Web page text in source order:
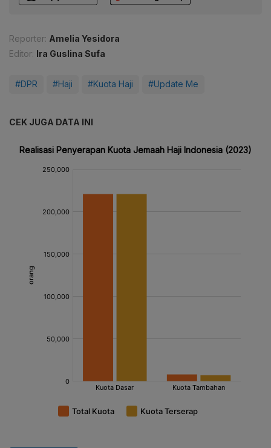
Reporter: Amelia Yesidora
Editor: Ira Guslina Sufa
#DPR #Haji #Kuota Haji #Update Me
CEK JUGA DATA INI